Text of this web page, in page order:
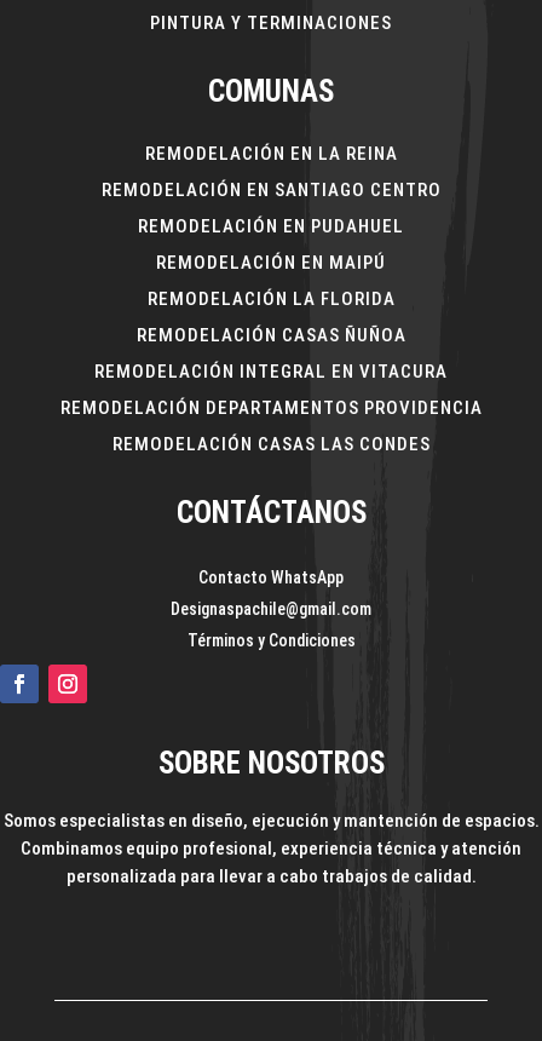
PINTURA Y TERMINACIONES
COMUNAS
REMODELACIÓN EN LA REINA
REMODELACIÓN EN SANTIAGO CENTRO
REMODELACIÓN EN PUDAHUEL
REMODELACIÓN EN MAIPÚ
REMODELACIÓN LA FLORIDA
REMODELACIÓN CASAS ÑUÑOA
REMODELACIÓN INTEGRAL EN VITACURA
REMODELACIÓN DEPARTAMENTOS PROVIDENCIA
REMODELACIÓN CASAS LAS CONDES
CONTÁCTANOS
Contacto WhatsApp
Designaspachile@gmail.com
Términos y Condiciones
SOBRE NOSOTROS
Somos especialistas en diseño, ejecución y mantención de espacios.
Combinamos equipo profesional, experiencia técnica y atención
personalizada para llevar a cabo trabajos de calidad.